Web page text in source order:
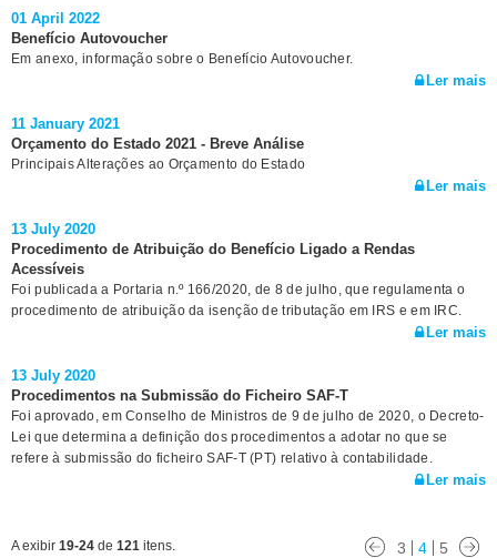
01 April 2022
Benefício Autovoucher
Em anexo, informação sobre o Benefício Autovoucher.
Ler mais
11 January 2021
Orçamento do Estado 2021 - Breve Análise
Principais Alterações ao Orçamento do Estado
Ler mais
13 July 2020
Procedimento de Atribuição do Benefício Ligado a Rendas
Acessíveis
Foi publicada a Portaria n.º 166/2020, de 8 de julho, que regulamenta o
procedimento de atribuição da isenção de tributação em IRS e em IRC.
Ler mais
13 July 2020
Procedimentos na Submissão do Ficheiro SAF-T
Foi aprovado, em Conselho de Ministros de 9 de julho de 2020, o Decreto-
Lei que determina a definição dos procedimentos a adotar no que se
refere à submissão do ficheiro SAF-T (PT) relativo à contabilidade.
Ler mais
A exibir 19-24 de 121 itens. 3 4 5